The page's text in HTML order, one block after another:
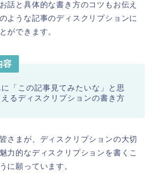
話と具体的な書き方のコツもお伝え
ような記事のディスクリプションに
ができます。
容
「この記事見てみたいな」と思
えるディスクリプションの書き方
さまが、ディスクリプションの大切
力的なディスクリプションを書くこ
に願っています。